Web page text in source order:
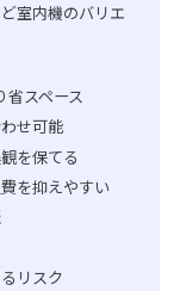
室内機のバリエ
省スペース
せ可能
を保てる
を抑えやすい
リスク